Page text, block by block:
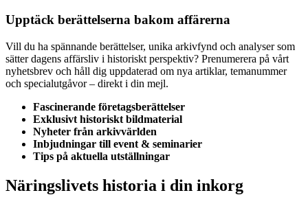
Upptäck berättelserna bakom affärerna
Vill du ha spännande berättelser, unika arkivfynd och analyser som
sätter dagens affärsliv i historiskt perspektiv? Prenumerera på vårt
nyhetsbrev och håll dig uppdaterad om nya artiklar, temanummer
och specialutgåvor – direkt i din mejl.
Fascinerande företagsberättelser
Exklusivt historiskt bildmaterial
Nyheter från arkivvärlden
Inbjudningar till event & seminarier
Tips på aktuella utställningar
Näringslivets historia i din inkorg